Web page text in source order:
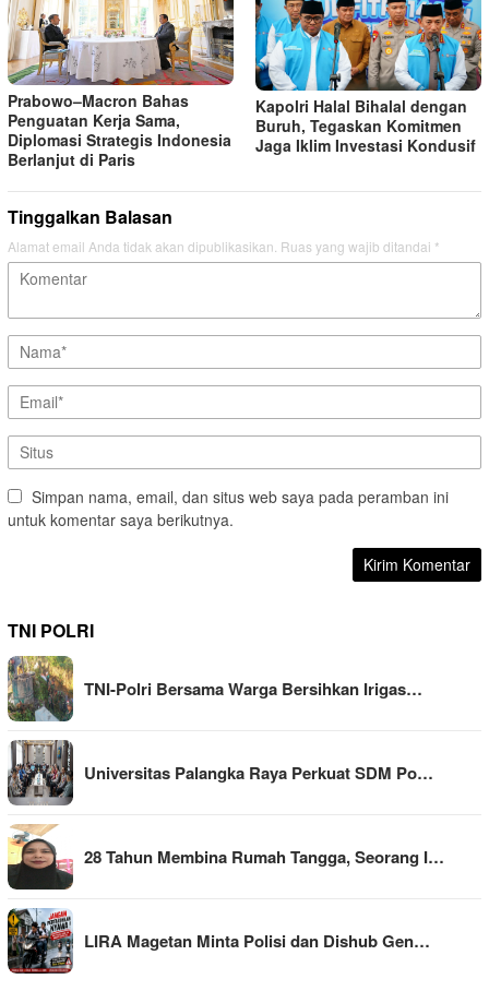
Prabowo–Macron Bahas
Penguatan Kerja Sama,
Diplomasi Strategis Indonesia
Berlanjut di Paris
Kapolri Halal Bihalal dengan
Buruh, Tegaskan Komitmen
Jaga Iklim Investasi Kondusif
Tinggalkan Balasan
Alamat email Anda tidak akan dipublikasikan. Ruas yang wajib ditandai *
Simpan nama, email, dan situs web saya pada peramban ini
untuk komentar saya berikutnya.
TNI POLRI
TNI-Polri Bersama Warga Bersihkan Irigas…
Universitas Palangka Raya Perkuat SDM Po…
28 Tahun Membina Rumah Tangga, Seorang I…
LIRA Magetan Minta Polisi dan Dishub Gen…